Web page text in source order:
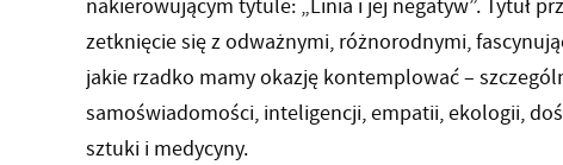
nakierowującym tytule: „Linia i jej negatyw”. Tytuł
zetknięcie się z odważnymi, różnorodnymi,
jakie rzadko mamy okazję kontemplować –
samoświadomości, inteligencji, empatii, ekologii,
sztuki i medycyny.